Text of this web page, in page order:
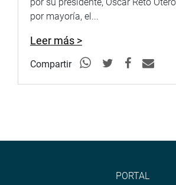
por mayoría, el...
Leer más >
Compartir
PORTAL